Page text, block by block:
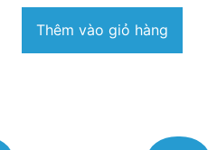
Thêm vào giỏ hàng